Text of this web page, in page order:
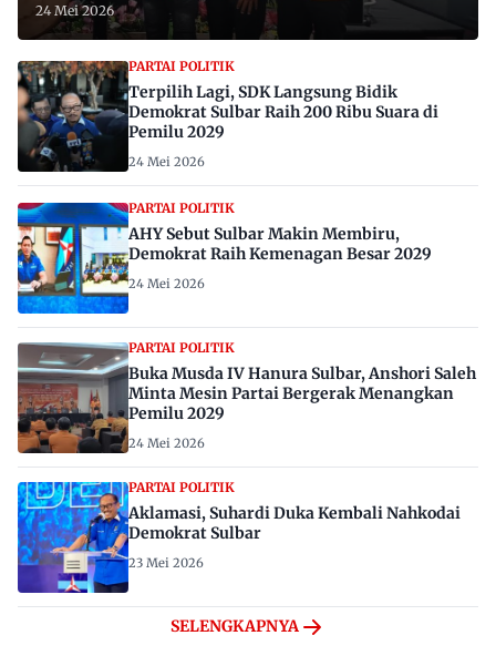
24 Mei 2026
PARTAI POLITIK
Terpilih Lagi, SDK Langsung Bidik
Demokrat Sulbar Raih 200 Ribu Suara di
Pemilu 2029
24 Mei 2026
PARTAI POLITIK
AHY Sebut Sulbar Makin Membiru,
Demokrat Raih Kemenagan Besar 2029
24 Mei 2026
PARTAI POLITIK
Buka Musda IV Hanura Sulbar, Anshori Saleh
Minta Mesin Partai Bergerak Menangkan
Pemilu 2029
24 Mei 2026
PARTAI POLITIK
Aklamasi, Suhardi Duka Kembali Nahkodai
Demokrat Sulbar
23 Mei 2026
SELENGKAPNYA